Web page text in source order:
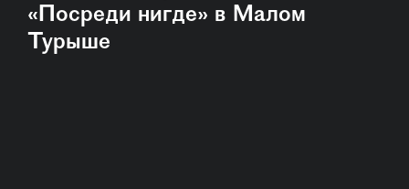
«Посреди нигде» в Малом
Турыше